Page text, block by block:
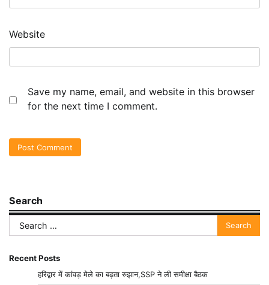
Website
Save my name, email, and website in this browser
for the next time I comment.
Search
Search
for:
Recent Posts
हरिद्वार में कांवड़ मेले का बढ़ता रुझान,SSP ने ली समीक्षा बैठक